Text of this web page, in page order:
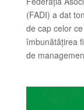
(FADI) a dat
de cap celor
îmbunătățirea
de